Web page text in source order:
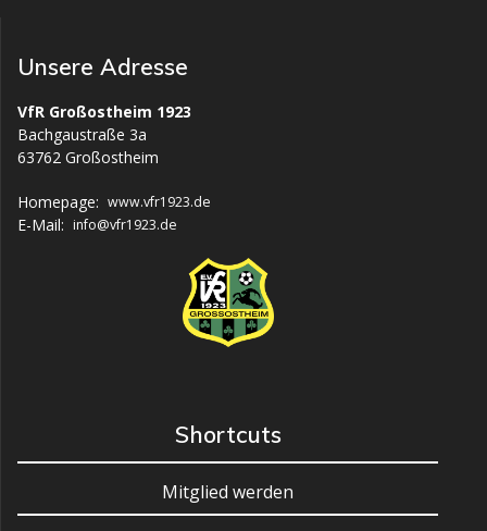
Unsere Adresse
VfR Großostheim 1923
Bachgaustraße 3a
63762 Großostheim
Homepage: www.vfr1923.de
E-Mail: info@vfr1923.de
Shortcuts
Mitglied werden